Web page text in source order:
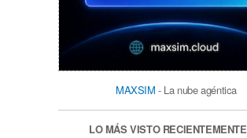
MAXSIM - La nube agéntica
LO MÁS VISTO RECIENTEMENTE